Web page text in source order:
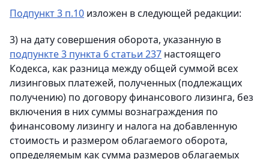
Подпункт 3 п.10 изложен в следующей редакции:
3) на дату совершения оборота, указанную в
подпункте 3 пункта 6 статьи 237 настоящего
Кодекса, как разница между общей суммой всех
лизинговых платежей, полученных (подлежащих
получению) по договору финансового лизинга, без
включения в них суммы вознаграждения по
финансовому лизингу и налога на добавленную
стоимость и размером облагаемого оборота,
определяемым как сумма размеров облагаемых